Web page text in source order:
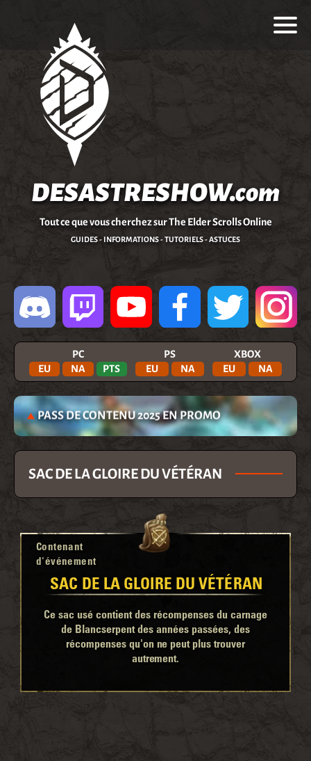
DESASTRESHOW.com
Tout ce que vous cherchez sur The Elder Scrolls Online
GUIDES - INFORMATIONS - TUTORIELS - ASTUCES
PC
EU
NA PTS
PS
EU
NA
XBOX
EU
NA
PASS DE CONTENU 2025 EN PROMO
SAC DE LA GLOIRE DU VÉTÉRAN
Contenant
d'événement
SAC DE LA GLOIRE DU VÉTÉRAN
Ce sac usé contient des récompenses du carnage
de Blancserpent des années passées, des
récompenses qu'on ne peut plus trouver
autrement.